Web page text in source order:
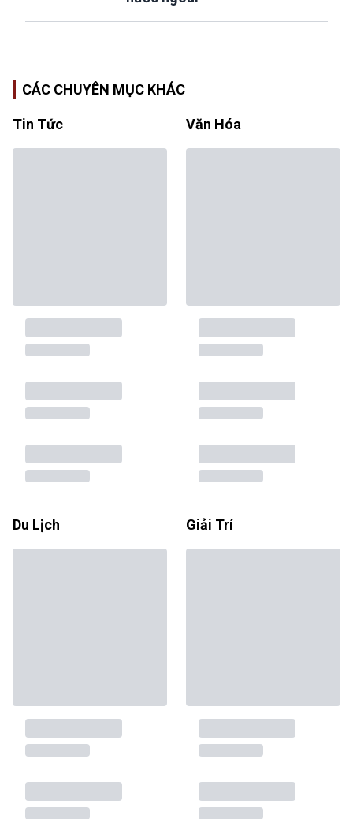
CÁC CHUYÊN MỤC KHÁC
Tin Tức Văn Hóa
Du Lịch Giải Trí